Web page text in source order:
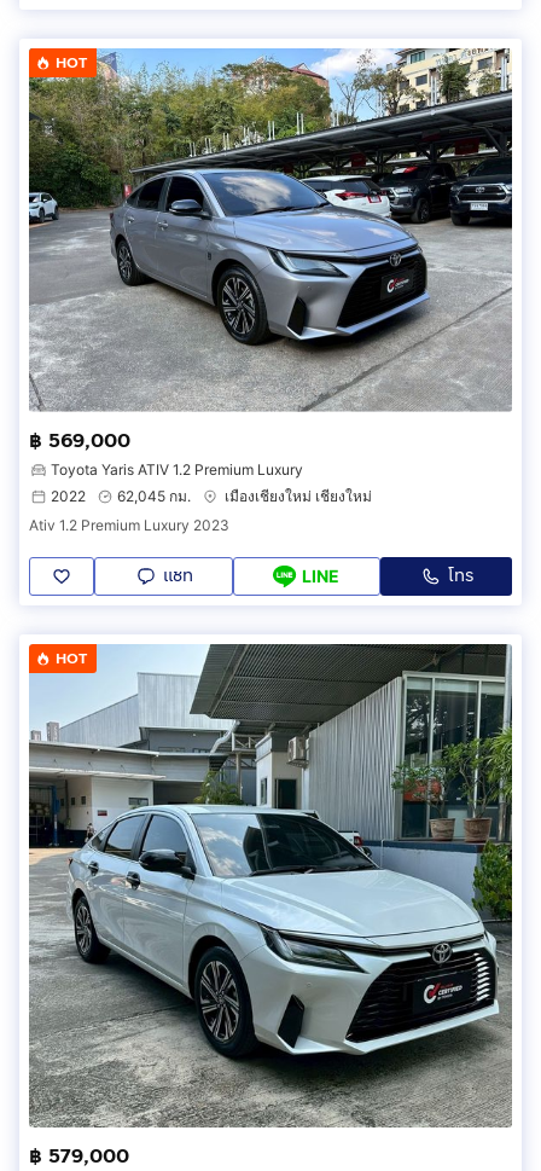
HOT
฿ 569,000
Toyota Yaris ATIV 1.2 Premium Luxury
2022
62,045 กม.
เมืองเชียงใหม่ เชียงใหม่
Ativ 1.2 Premium Luxury 2023
แชท LINE โทร
HOT
฿ 579,000